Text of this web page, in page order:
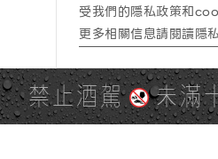
禁止酒駕 未滿
受我們的隱私政策和
更多相關信息請閱讀隱
PAGE TOP